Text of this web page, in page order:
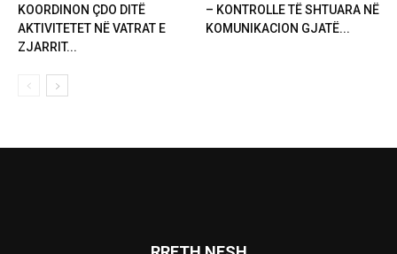
KOORDINON ÇDO DITË
AKTIVITETET NË VATRAT E
ZJARRIT...
– KONTROLLE TË SHTUARA NË
KOMUNIKACION GJATË...